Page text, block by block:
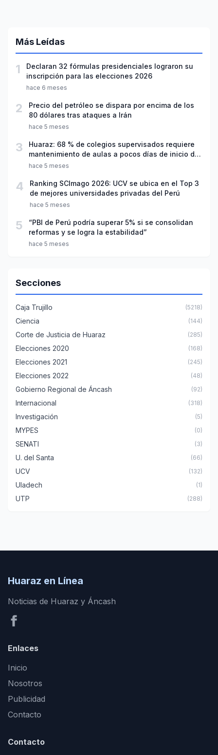
Más Leídas
1
Declaran 32 fórmulas presidenciales lograron su
inscripción para las elecciones 2026
hace 6 meses
2
Precio del petróleo se dispara por encima de los
80 dólares tras ataques a Irán
hace 5 meses
3
Huaraz: 68 % de colegios supervisados requiere
mantenimiento de aulas a pocos días de inicio del
año escolar 2026
hace 5 meses
4
Ranking SCImago 2026: UCV se ubica en el Top 3
de mejores universidades privadas del Perú
hace 5 meses
5
“PBI de Perú podría superar 5% si se consolidan
reformas y se logra la estabilidad”
hace 5 meses
Secciones
Caja Trujillo (5218)
Ciencia (144)
Corte de Justicia de Huaraz (285)
Elecciones 2020 (168)
Elecciones 2021 (245)
Elecciones 2022 (48)
Gobierno Regional de Áncash (92)
Internacional (318)
Investigación (5)
MYPES (0)
SENATI (3)
U. del Santa (66)
UCV (132)
Uladech (1)
UTP (288)
Huaraz en Línea
Noticias de Huaraz y Áncash
Enlaces
Inicio
Nosotros
Publicidad
Contacto
Contacto